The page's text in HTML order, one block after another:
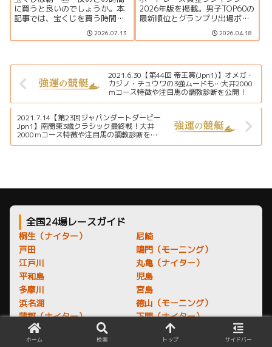
に買うと良いのでしょうか。本
記事では、宝くじを買う時間と
当選確率の関係、金運アップの
ジンクス、一粒万倍日や天赦日
す。
2026.07.13
2026年版を掲載。男子TOP60の
最新順位とグランプリ出場ボー
ダー、上位選手の優出一覧をま
とめています。
2026.04.18
2021.6.30【第44回 帝王賞(Jpn1)】オメガ・
カジノ・チュウワの3強ムードも…大井2000
ｍコース特徴や注目馬の調教診断を公開！
2021.7.14【第23回ジャパンダートダービー
Jpn1】南関東3歳クラシック最終戦！大井
2000ｍコース特徴や注目馬の調教診断を公
開
全国24場レースガイド
桐生（ナイター）
戸田
江戸川
平和島
多摩川
浜名湖
蒲郡（ナイター）
常滑
津
尼崎
鳴門（モーニング）
丸亀（ナイター）
児島
宮島
徳山（モーニング）
下関（ナイター）
若松（ナイター）
芦屋（モーニング）
ホーム 検索 トップ サイドバー